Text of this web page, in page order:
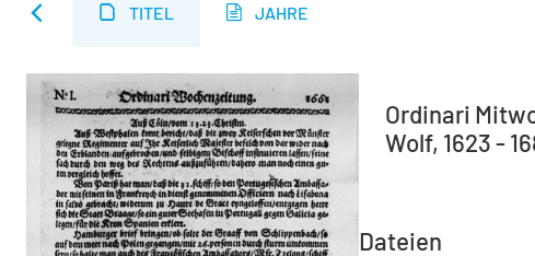
TITEL JAHRE
Ordinari
Wolf, 1623 -
Dateien